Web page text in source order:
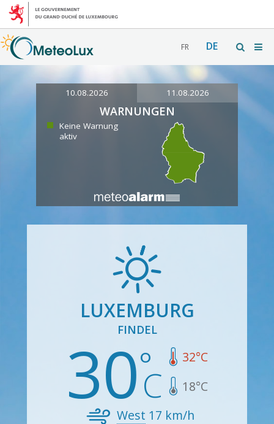
FR DE
10.08.2026 11.08.2026
WARNUNGEN
Keine Warnung
aktiv
LUXEMBURG
FINDEL
30 32°C
18°C
West 17 km/h